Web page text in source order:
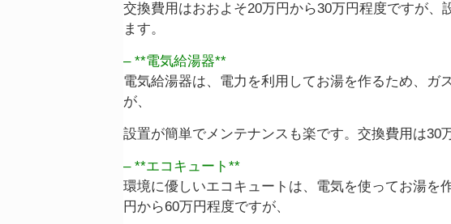
交換費用はおおよそ20万円から30万円程度ですが、
ます。
– **電気給湯器**
電気給湯器は、電力を利用してお湯を作るため、ガ
が、
設置が簡単でメンテナンスも楽です。交換費用は30
– **エコキュート**
環境に優しいエコキュートは、電気を使ってお湯を
円から60万円程度ですが、